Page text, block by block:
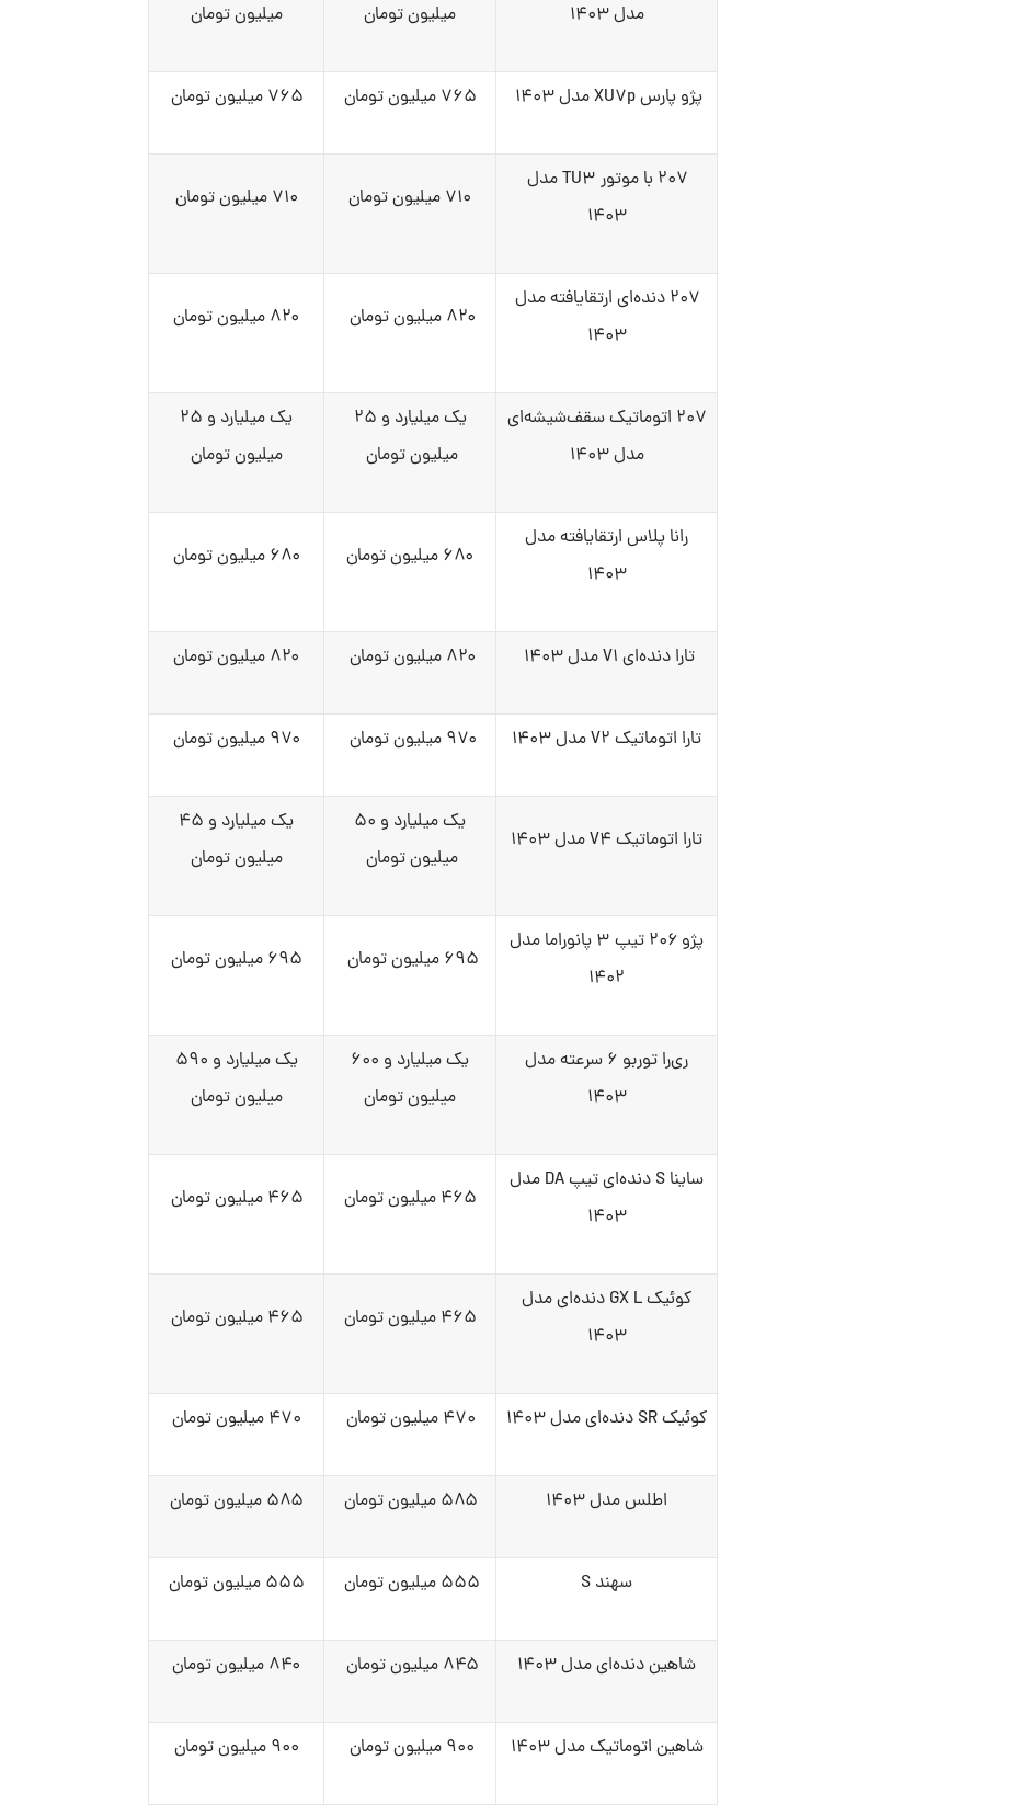
مدل ۱۴۰۳
میلیون تومان
میلیون تومان
پژو پارس XU۷p مدل ۱۴۰۳ ۷۶۵ میلیون تومان ۷۶۵ میلیون تومان
۲۰۷ با موتور TU۳ مدل
۱۴۰۳
۷۱۰ میلیون تومان ۷۱۰ میلیون تومان
۲۰۷ دنده‌ای ارتقایافته مدل
۱۴۰۳
۸۲۰ میلیون تومان ۸۲۰ میلیون تومان
۲۰۷ اتوماتیک سقف‌شیشه‌ای
مدل ۱۴۰۳
یک میلیارد و ۲۵
میلیون تومان
یک میلیارد و ۲۵
میلیون تومان
رانا پلاس ارتقایافته مدل
۱۴۰۳
۶۸۰ میلیون تومان ۶۸۰ میلیون تومان
تارا دنده‌ای V۱ مدل ۱۴۰۳ ۸۲۰ میلیون تومان ۸۲۰ میلیون تومان
تارا اتوماتیک V۲ مدل ۱۴۰۳ ۹۷۰ میلیون تومان ۹۷۰ میلیون تومان
تارا اتوماتیک V۴ مدل ۱۴۰۳
یک میلیارد و ۵۰
میلیون تومان
یک میلیارد و ۴۵
میلیون تومان
پژو ۲۰۶ تیپ ۳ پانوراما مدل
۱۴۰۲
۶۹۵ میلیون تومان ۶۹۵ میلیون تومان
ری‌را توربو ۶ سرعته مدل
۱۴۰۳
یک میلیارد و ۶۰۰
میلیون تومان
یک میلیارد و ۵۹۰
میلیون تومان
ساینا S دنده‌ای تیپ DA مدل
۱۴۰۳
۴۶۵ میلیون تومان ۴۶۵ میلیون تومان
کوئیک GX L دنده‌ای مدل
۱۴۰۳
۴۶۵ میلیون تومان ۴۶۵ میلیون تومان
کوئیک SR دنده‌ای مدل ۱۴۰۳ ۴۷۰ میلیون تومان ۴۷۰ میلیون تومان
اطلس مدل ۱۴۰۳ ۵۸۵ میلیون تومان ۵۸۵ میلیون تومان
سهند S ۵۵۵ میلیون تومان ۵۵۵ میلیون تومان
شاهین دنده‌ای مدل ۱۴۰۳ ۸۴۵ میلیون تومان ۸۴۰ میلیون تومان
شاهین اتوماتیک مدل ۱۴۰۳ ۹۰۰ میلیون تومان ۹۰۰ میلیون تومان